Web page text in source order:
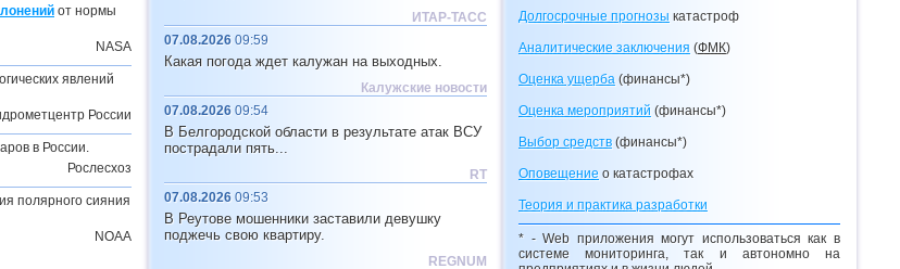
от нормы
NASA
явлений
России
в России.
Рослесхоз
полярного сияния
NOAA
ИТАР-ТАСС
07.08.2026 09:59
Какая погода ждет калужан на выходных.
Калужские новости
07.08.2026 09:54
В Белгородской области в результате атак ВСУ
пострадали пять...
RT
07.08.2026 09:53
В Реутове мошенники заставили девушку
поджечь свою квартиру.
REGNUM
Долгосрочные прогнозы катастроф
Аналитические заключения (ФМК)
Оценка ущерба (финансы*)
Оценка мероприятий (финансы*)
Выбор средств (финансы*)
Оповещение о катастрофах
Теория и практика разработки
* - Web приложения могут использоваться как в
системе мониторинга, так и автономно на